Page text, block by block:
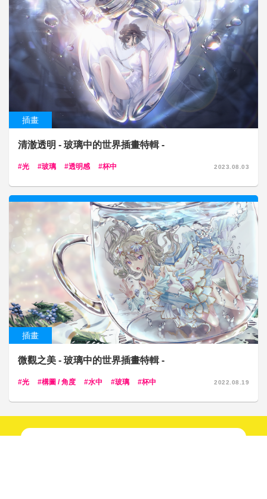
插畫
清澈透明 - 玻璃中的世界插畫特輯 -
光 玻璃 透明感 杯中 2023.08.03
插畫
微觀之美 - 玻璃中的世界插畫特輯 -
光 構圖 / 角度 水中 玻璃 杯中 2022.08.19